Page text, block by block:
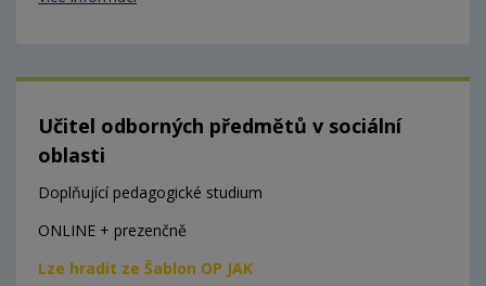
Učitel odborných předmětů v sociální
oblasti
Doplňující pedagogické studium
ONLINE + prezenčně
Lze hradit ze Šablon OP JAK